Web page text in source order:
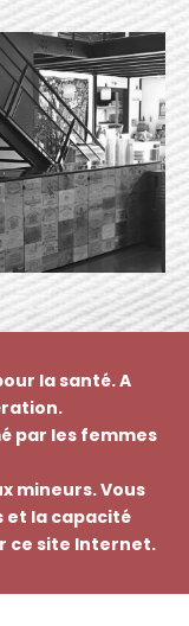
la santé. A
par les femmes
mineurs. Vous
et la capacité
ce site Internet.